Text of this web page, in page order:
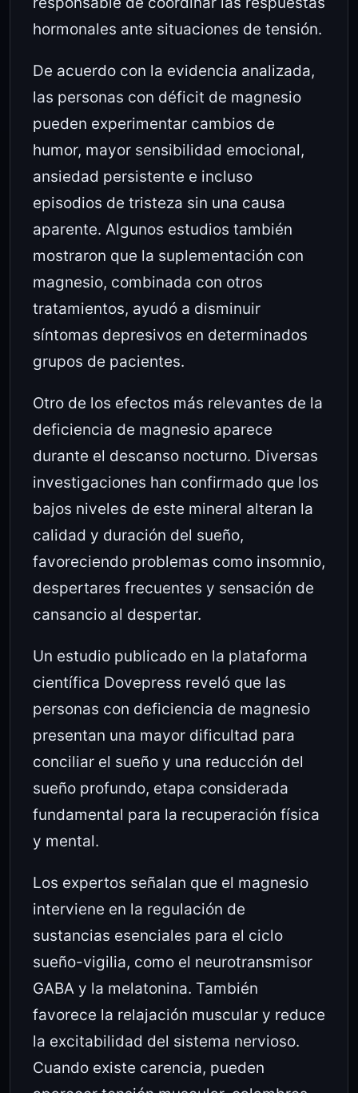
hormonales ante situaciones de tensión.
De acuerdo con la evidencia analizada,
las personas con déficit de magnesio
pueden experimentar cambios de
humor, mayor sensibilidad emocional,
ansiedad persistente e incluso
episodios de tristeza sin una causa
aparente. Algunos estudios también
mostraron que la suplementación con
magnesio, combinada con otros
tratamientos, ayudó a disminuir
síntomas depresivos en determinados
grupos de pacientes.
Otro de los efectos más relevantes de la
deficiencia de magnesio aparece
durante el descanso nocturno. Diversas
investigaciones han confirmado que los
bajos niveles de este mineral alteran la
calidad y duración del sueño,
favoreciendo problemas como insomnio,
despertares frecuentes y sensación de
cansancio al despertar.
Un estudio publicado en la plataforma
científica Dovepress reveló que las
personas con deficiencia de magnesio
presentan una mayor dificultad para
conciliar el sueño y una reducción del
sueño profundo, etapa considerada
fundamental para la recuperación física
y mental.
Los expertos señalan que el magnesio
interviene en la regulación de
sustancias esenciales para el ciclo
sueño-vigilia, como el neurotransmisor
GABA y la melatonina. También
favorece la relajación muscular y reduce
la excitabilidad del sistema nervioso.
Cuando existe carencia, pueden